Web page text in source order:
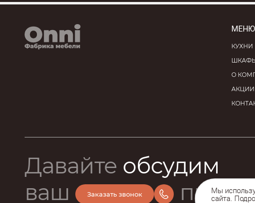
МЕНЮ
КУХНИ
О
АКЦИИ
Давайте обсудим
ваш
Заказать звонок Мы
сайта.